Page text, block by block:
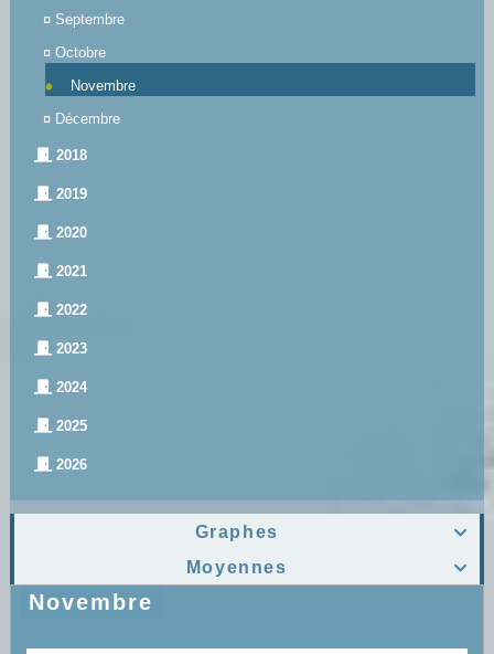
¤ Septembre
¤ Octobre
Novembre
¤ Décembre
2018
2019
2020
2021
2022
2023
2024
2025
2026

Graphes

Moyennes
Novembre